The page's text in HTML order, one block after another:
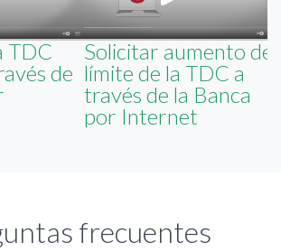
TDC
de
Solicitar aumento de
límite de la TDC a
través de la Banca
por Internet
frecuentes